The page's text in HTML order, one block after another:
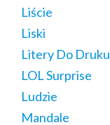
Liście
Liski
Litery Do Druku
LOL Surprise
Ludzie
Mandale